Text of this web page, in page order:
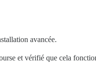
avancée.
et vérifié que cela